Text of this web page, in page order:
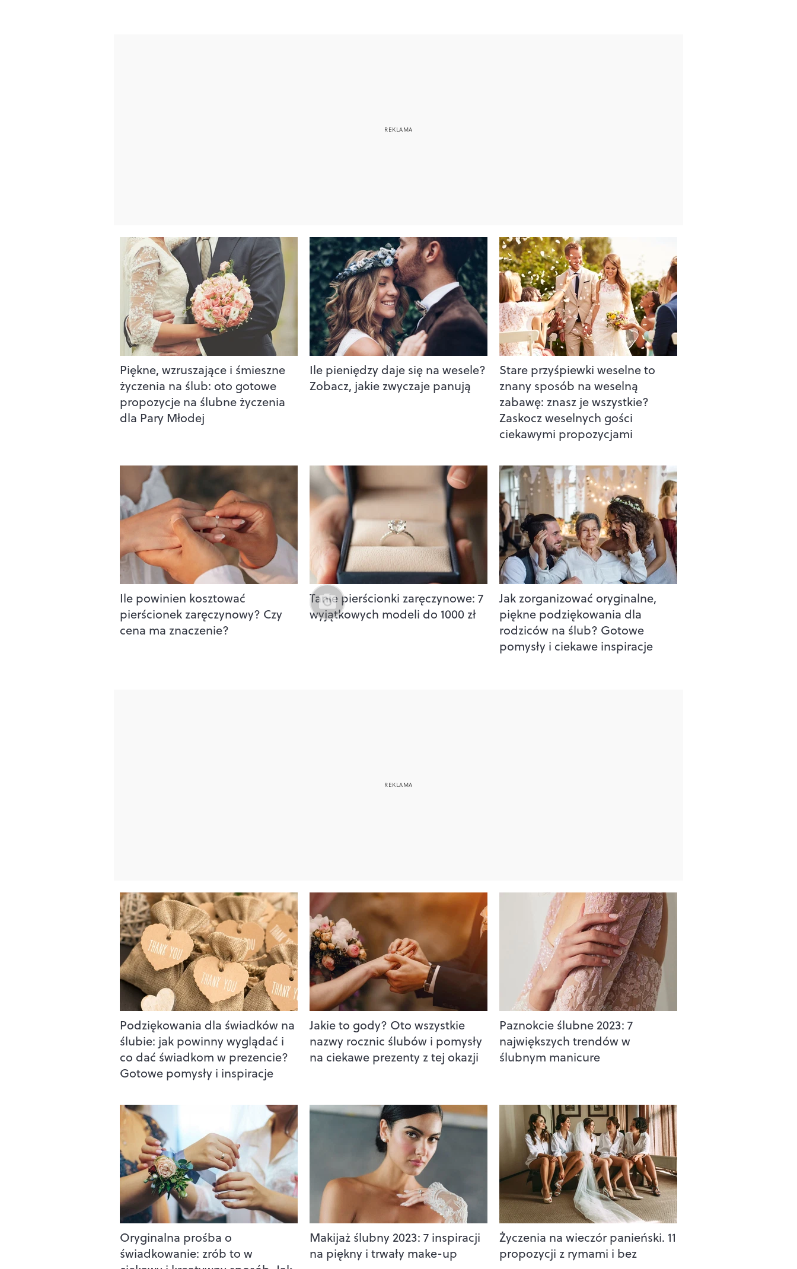
Piękne, wzruszające i śmieszne
życzenia na ślub: oto gotowe
propozycje na ślubne życzenia
dla Pary Młodej
Ile pieniędzy daje się na wesele?
Zobacz, jakie zwyczaje panują
Stare przyśpiewki weselne to
znany sposób na weselną
zabawę: znasz je wszystkie?
Zaskocz weselnych gości
ciekawymi propozycjami
Ile powinien kosztować
pierścionek zaręczynowy? Czy
cena ma znaczenie?
Tanie pierścionki zaręczynowe: 7
wyjątkowych modeli do 1000 zł
Jak zorganizować oryginalne,
piękne podziękowania dla
rodziców na ślub? Gotowe
pomysły i ciekawe inspiracje
Podziękowania dla świadków na
ślubie: jak powinny wyglądać i
co dać świadkom w prezencie?
Gotowe pomysły i inspiracje
Jakie to gody? Oto wszystkie
nazwy rocznic ślubów i pomysły
na ciekawe prezenty z tej okazji
Paznokcie ślubne 2023: 7
największych trendów w
ślubnym manicure
Oryginalna prośba o
świadkowanie: zrób to w
Makijaż ślubny 2023: 7 inspiracji
na piękny i trwały make-up
Życzenia na wieczór panieński. 11
propozycji z rymami i bez